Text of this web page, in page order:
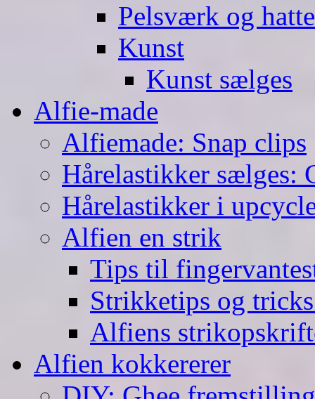
Pelsværk og
Kunst
Kunst sælges
Alfie-made
Alfiemade: Snap clips
Hårelastikker sælges:
Hårelastikker i
Alfien en strik
Tips til
Strikketips og
Alfiens
Alfien kokkererer